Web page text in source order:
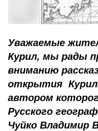
Уважаемые
Курил, мы рады
вниманию
открытия
автором
Русского
Чуйко Владимир